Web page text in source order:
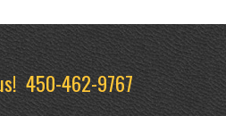
450-462-9767